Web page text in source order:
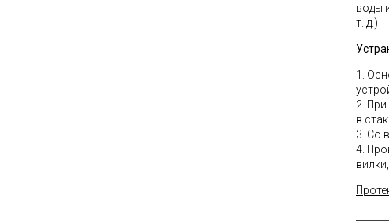
воды
т. д.)
1.
2.
в
3. Со
4.